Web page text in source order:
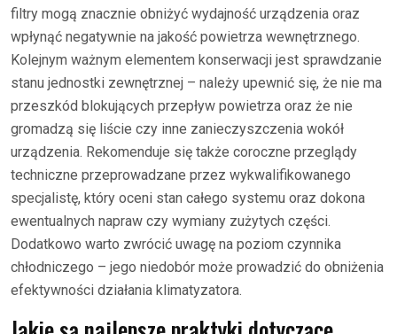
filtry mogą znacznie obniżyć wydajność urządzenia oraz
wpłynąć negatywnie na jakość powietrza wewnętrznego.
Kolejnym ważnym elementem konserwacji jest sprawdzanie
stanu jednostki zewnętrznej – należy upewnić się, że nie ma
przeszkód blokujących przepływ powietrza oraz że nie
gromadzą się liście czy inne zanieczyszczenia wokół
urządzenia. Rekomenduje się także coroczne przeglądy
techniczne przeprowadzane przez wykwalifikowanego
specjalistę, który oceni stan całego systemu oraz dokona
ewentualnych napraw czy wymiany zużytych części.
Dodatkowo warto zwrócić uwagę na poziom czynnika
chłodniczego – jego niedobór może prowadzić do obniżenia
efektywności działania klimatyzatora.